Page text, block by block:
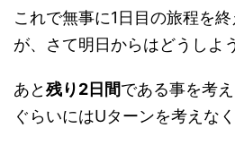
これで無事に1日目の旅程を
が、さて明日からはどうしよ
あと残り2日間である事を考
ぐらいにはUターンを考えな